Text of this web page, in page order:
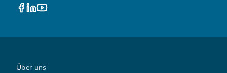
Über uns